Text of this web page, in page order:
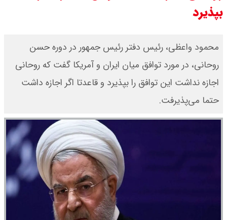
۱۴۰۵ اعلام شد/ طلا بر مدار صعود
بپذیرد
محمود واعظی، رئیس دفتر رئیس جمهور در دوره حسن
روحانی، در مورد توافق میان ایران و آمریکا گفت که روحانی
اجازه نداشت این توافق را بپذیرد و قاعدتا اگر اجازه داشت
حتما می‌پذیرفت.